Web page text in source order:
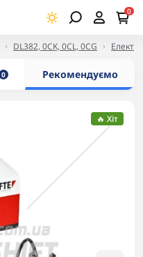
0
DL382, 0CK, 0CL, 0CG
0 Рекомендуємо
🔥 Хіт